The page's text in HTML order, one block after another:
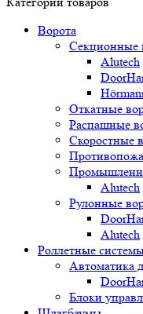
Ворота
Секционные
Alutech
Откатные
Распашные
Скоростные
Alutech
Рулонные
Alutech
Роллетные
Автоматика
Блоки